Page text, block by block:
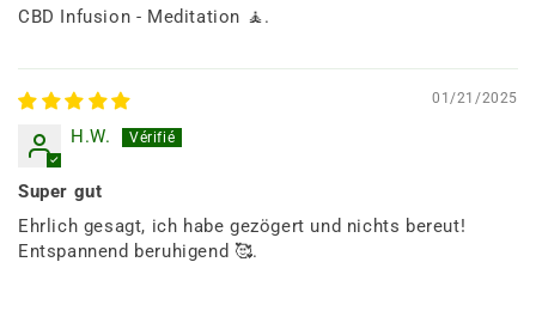
CBD Infusion - Meditation 🧘.
01/21/2025
H.W.
Super gut
Ehrlich gesagt, ich habe gezögert und nichts bereut!
Entspannend beruhigend 🥰.